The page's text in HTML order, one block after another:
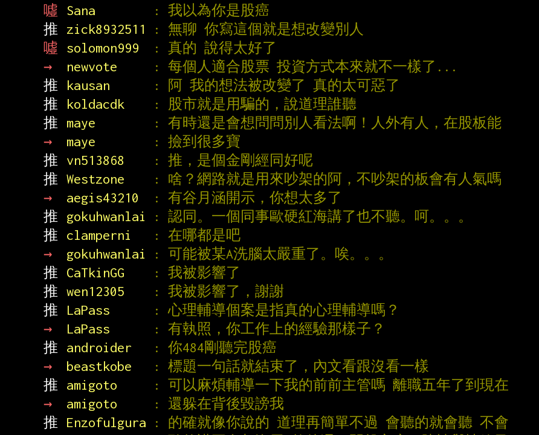
噓
Sana : 我以為你是股癌
推
zick8932511 : 無聊 你寫這個就是想改變別人
噓
solomon999 : 真的 說得太好了
→
newvote : 每個人適合股票 投資方式本來就不一樣了...
推
kausan : 阿 我的想法被改變了 真的太可惡了
推
koldacdk : 股市就是用騙的，說道理誰聽
推
maye : 有時還是會想問問別人看法啊！人外有人，在股板能
→
maye : 撿到很多寶
推
vn513868 : 推，是個金剛經同好呢
推 Westzone : 啥？網路就是用來吵架的阿，不吵架的板會有人氣嗎
→
aegis43210 : 有谷月涵開示，你想太多了
推
gokuhwanlai : 認同。一個同事歐硬紅海講了也不聽。呵。。。
推
clamperni : 在哪都是吧
→
gokuhwanlai : 可能被某A洗腦太嚴重了。唉。。。
推
CaTkinGG : 我被影響了
推 wen12305 : 我被影響了，謝謝
推
LaPass : 心理輔導個案是指真的心理輔導嗎？
→
LaPass : 有執照，你工作上的經驗那樣子？
推
androider : 你484剛聽完股癌
→
beastkobe : 標題一句話就結束了，內文看跟沒看一樣
推
amigoto : 可以麻煩輔導一下我的前前主管嗎 離職五年了到現在
→
amigoto : 還躲在背後毀謗我
推
Enzofulgura : 的確就像你說的 道理再簡單不過 會聽的就會聽 不會